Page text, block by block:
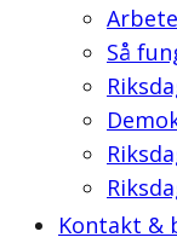
Så
Kontakt &